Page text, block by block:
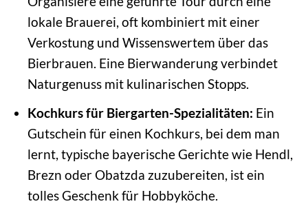
lokale Brauerei, oft kombiniert mit einer
Verkostung und Wissenswertem über das
Bierbrauen. Eine Bierwanderung verbindet
Naturgenuss mit kulinarischen Stopps.
Kochkurs für Biergarten-Spezialitäten: Ein
Gutschein für einen Kochkurs, bei dem man
lernt, typische bayerische Gerichte wie Hendl,
Brezn oder Obatzda zuzubereiten, ist ein
tolles Geschenk für Hobbyköche.